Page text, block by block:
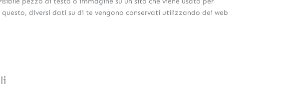
diversi dati su di te vengono conservati utilizzando dei web